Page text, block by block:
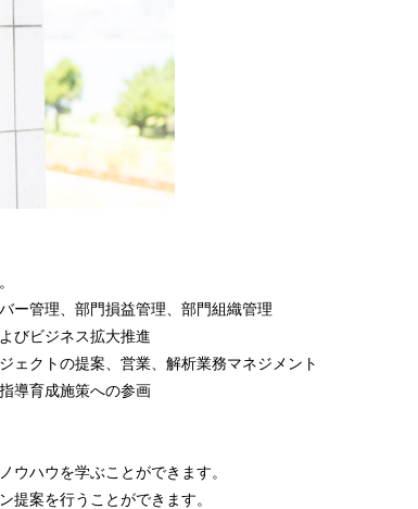
ー管理、部門損益管理、部門組織管理
びビジネス拡大推進
ェクトの提案、営業、解析業務マネジメント
導育成施策への参画
ウハウを学ぶことができます。
提案を行うことができます。